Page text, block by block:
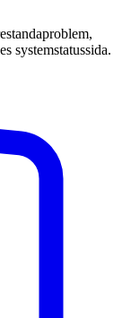
systemstatussida.